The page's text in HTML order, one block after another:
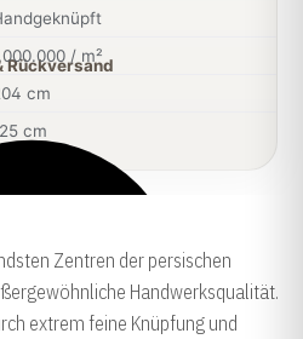
Rückversand
/ m²
cm
cm
Zentren der persischen
Handwerksqualität.
extrem feine Knüpfung und